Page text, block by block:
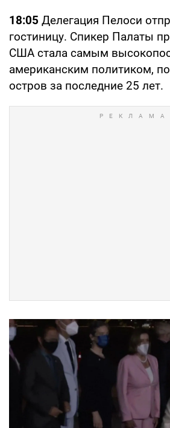
18:05 Делегация Пелоси
гостиницу. Спикер Палаты
США стала самым
американским политиком,
остров за последние 25 лет.